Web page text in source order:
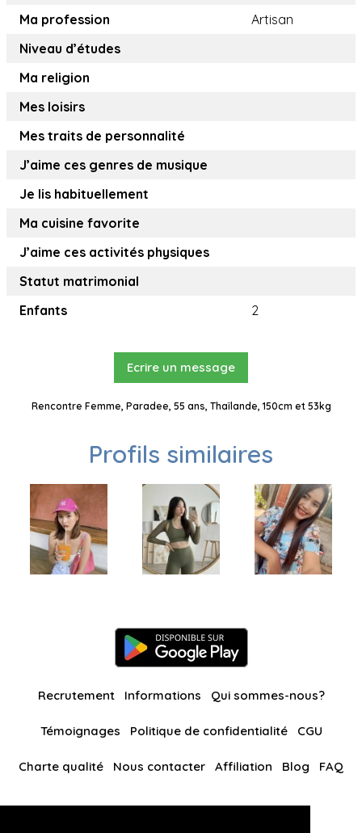
Ma profession
Artisan
Niveau d’études
Ma religion
Mes loisirs
Mes traits de personnalité
J’aime ces genres de musique
Je lis habituellement
Ma cuisine favorite
J’aime ces activités physiques
Statut matrimonial
Enfants
2
Ecrire un message
Rencontre Femme, Paradee, 55 ans, Thaïlande, 150cm et 53kg
Profils similaires
Recrutement Informations Qui sommes-nous?
Témoignages Politique de confidentialité CGU
Charte qualité Nous contacter Affiliation Blog FAQ